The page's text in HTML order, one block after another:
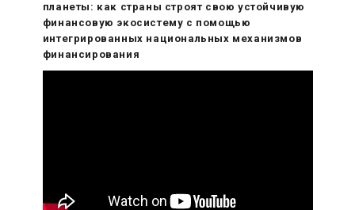
планеты: как страны строят свою устойчивую
финансовую экосистему с помощью
интегрированных национальных механизмов
финансирования